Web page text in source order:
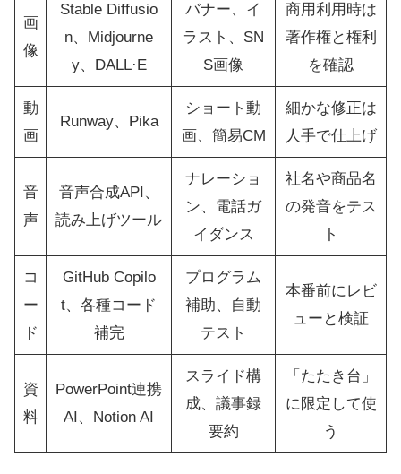
画
像
Stable Diffusio
n、Midjourne
y、DALL·E
バナー、イ
ラスト、SN
S画像
商用利用時は
著作権と権利
を確認
動
画
Runway、Pika
ショート動
画、簡易CM
細かな修正は
人手で仕上げ
音
声
音声合成API、
読み上げツール
ナレーショ
ン、電話ガ
イダンス
社名や商品名
の発音をテス
ト
コ
ー
ド
GitHub Copilo
t、各種コード
補完
プログラム
補助、自動
テスト
本番前にレビ
ューと検証
資
料
PowerPoint連携
AI、Notion AI
スライド構
成、議事録
要約
「たたき台」
に限定して使
う